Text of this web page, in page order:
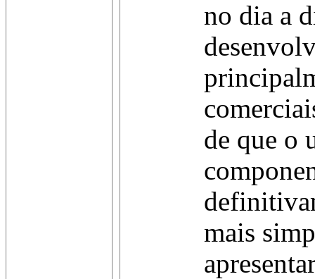
no dia a
de que o
mais